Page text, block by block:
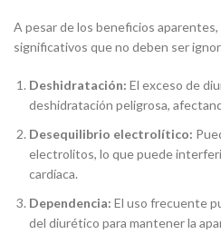
A pesar de los beneficios
significativos que no deben ser
Deshidratación: El exceso de
deshidratación peligrosa,
Desequilibrio electrolítico:
electrolitos, lo que puede
cardíaca.
Dependencia: El uso frecuente
del diurético para mantener la